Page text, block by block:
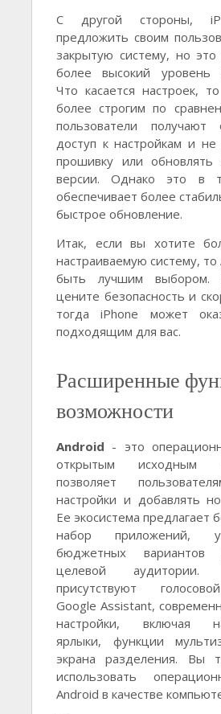
С другой стороны,
предложить своим
закрытую систему, но это
более высокий уровень
Что касается настроек,
более строгим по
пользователи получают
доступ к настройкам и не
прошивку или
версии. Однако это в
обеспечивает более
быстрое обновление.
Итак, если вы хотите
настраиваемую систему,
быть лучшим
цените безопасность и
тогда iPhone может
подходящим для вас.
Расширенные
возможности
Android - это
открытым исходным
позволяет
настройки и добавлять
Ее экосистема предлагает
набор приложений,
бюджетных вариантов
целевой
присутствуют
Google Assistant,
настройки, включая
ярлыки, функции
экрана разделения. Вы
использовать
Android в качестве